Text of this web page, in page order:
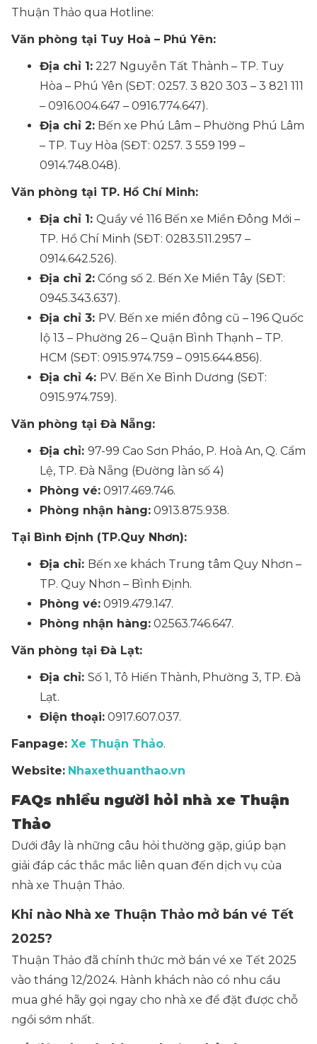
Thuận Thảo qua Hotline:
Văn phòng tại Tuy Hoà – Phú Yên:
Địa chỉ 1: 227 Nguyễn Tất Thành – TP. Tuy
Hòa – Phú Yên (SĐT: 0257. 3 820 303 – 3 821 111
– 0916.004.647 – 0916.774.647).
Địa chỉ 2: Bến xe Phú Lâm – Phường Phú Lâm
– TP. Tuy Hòa (SĐT: 0257. 3 559 199 –
0914.748.048).
Văn phòng tại TP. Hồ Chí Minh:
Địa chỉ 1: Quầy vé 116 Bến xe Miền Đông Mới –
TP. Hồ Chí Minh (SĐT: 0283.511.2957 –
0914.642.526).
Địa chỉ 2: Cổng số 2. Bến Xe Miền Tây (SĐT:
0945.343.637).
Địa chỉ 3: PV. Bến xe miền đông cũ – 196 Quốc
lộ 13 – Phường 26 – Quận Bình Thạnh – TP.
HCM (SĐT: 0915.974.759 – 0915.644.856).
Địa chỉ 4: PV. Bến Xe Bình Dương (SĐT:
0915.974.759).
Văn phòng tại Đà Nẵng:
Địa chỉ: 97-99 Cao Sơn Pháo, P. Hoà An, Q. Cẩm
Lệ, TP. Đà Nẵng (Đường làn số 4)
Phòng vé: 0917.469.746.
Phòng nhận hàng: 0913.875.938.
Tại Bình Định (TP.Quy Nhơn):
Địa chỉ: Bến xe khách Trung tâm Quy Nhơn –
TP. Quy Nhơn – Bình Định.
Phòng vé: 0919.479.147.
Phòng nhận hàng: 02563.746.647.
Văn phòng tại Đà Lạt:
Địa chỉ: Số 1, Tô Hiến Thành, Phường 3, TP. Đà
Lạt.
Điện thoại: 0917.607.037.
Fanpage: Xe Thuận Thảo.
Website: Nhaxethuanthao.vn
FAQs nhiều người hỏi nhà xe Thuận
Thảo
Dưới đây là những câu hỏi thường gặp, giúp bạn
giải đáp các thắc mắc liên quan đến dịch vụ của
nhà xe Thuận Thảo.
Khi nào Nhà xe Thuận Thảo mở bán vé Tết
2025?
Thuận Thảo đã chính thức mở bán vé xe Tết 2025
vào tháng 12/2024. Hành khách nào có nhu cầu
mua ghé hãy gọi ngay cho nhà xe để đặt được chỗ
ngồi sớm nhất.